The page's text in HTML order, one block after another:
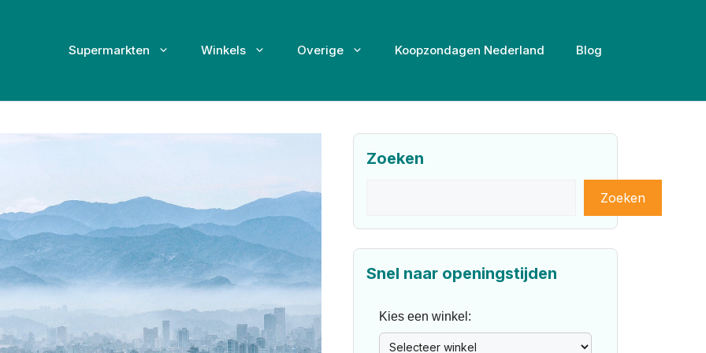
Supermarkten Winkels Overige Koopzondagen Nederland Blog
Zoeken
Zoeken
Snel naar openingstijden
Kies een winkel: